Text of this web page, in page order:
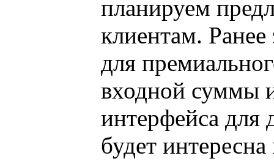
планируем
клиентам. Ранее
для
входной суммы
интерфейса для
будет